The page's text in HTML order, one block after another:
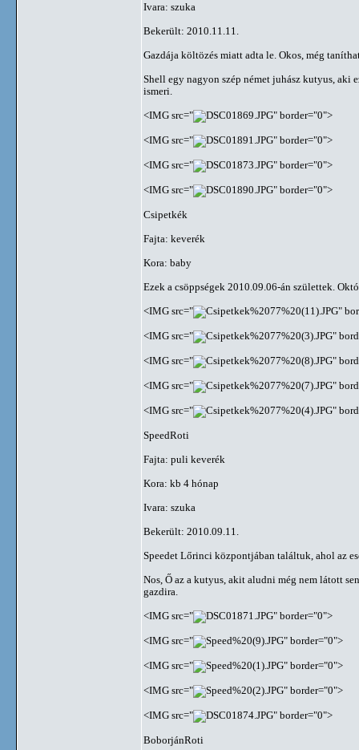
Ivara: szuka
Bekerült: 2010.11.11.
Gazdája költözés miatt adta le. Okos, még
Shell egy nagyon szép német juhász kutyus, aki
ismeri.
<IMG src=" " border="0">
<IMG src=" " border="0">
<IMG src=" " border="0">
<IMG src=" " border="0">
Csipetkék
Fajta: keverék
Kora: baby
Ezek a csöppségek 2010.09.06-án születtek.
<IMG src=" "
<IMG src=" "
<IMG src=" "
<IMG src=" "
<IMG src=" "
SpeedRoti
Fajta: puli keverék
Kora: kb 4 hónap
Ivara: szuka
Bekerült: 2010.09.11.
Speedet Lőrinci központjában találtuk, ahol az
Nos, Ő az a kutyus, akit aludni még nem látott
gazdira.
<IMG src=" " border="0">
<IMG src=" " border="0">
<IMG src=" " border="0">
<IMG src=" " border="0">
<IMG src=" " border="0">
BoborjánRoti